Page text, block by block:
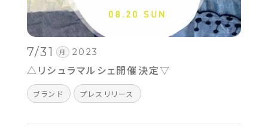
7/31 月 2023
△リシュラマルシェ開催決定▽
ブランド プレスリリース